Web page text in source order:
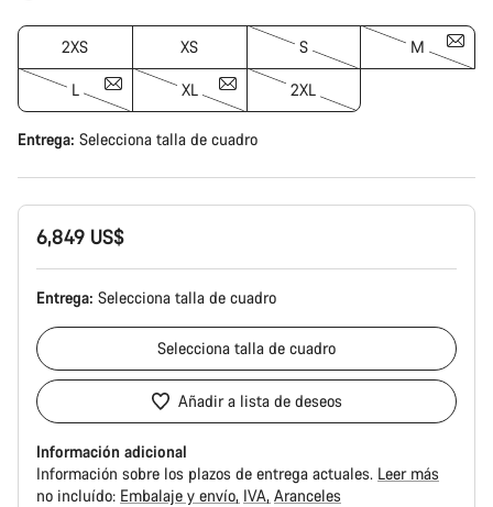
2XS XS S M
L XL 2XL
Entrega: Selecciona talla de cuadro
6,849 US$
Entrega: Selecciona talla de cuadro
Selecciona talla de cuadro
Añadir a lista de deseos
Información adicional
Información sobre los plazos de entrega actuales. Leer más
no incluído: Embalaje y envío IVA Aranceles